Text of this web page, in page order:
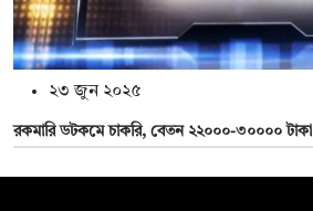
২৩ জুন ২০২৫
রকমারি ডটকমে চাকরি, বেতন ২২০০০-৩০০০০ টাকা